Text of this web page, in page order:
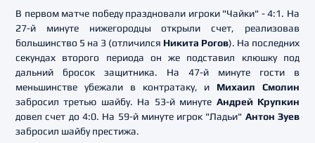
В первом матче победу праздновали игроки "Чайки" - 4:1. На
27-й минуте нижегородцы открыли счет, реализовав
большинство 5 на 3 (отличился Никита Рогов). На последних
секундах второго периода он же подставил клюшку под
дальний бросок защитника. На 47-й минуте гости в
меньшинстве убежали в контратаку, и Михаил Смолин
забросил третью шайбу. На 53-й минуте Андрей Крупкин
довел счет до 4:0. На 59-й минуте игрок "Ладьи" Антон Зуев
забросил шайбу престижа.